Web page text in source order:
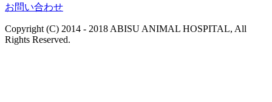
お問い合わせ
Copyright (C) 2014 - 2018 ABISU ANIMAL HOSPITAL, All
Rights Reserved.